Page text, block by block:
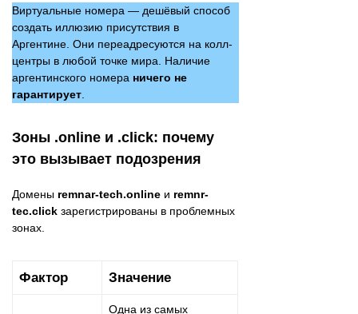
Виртуальные номера — дешёвый способ
создать иллюзию присутствия в
Аргентине. Они переадресуются на колл-
центры в любой точке мира. Наличие
аргентинского номера ничего не
гарантирует.
Зоны .online и .click: почему
это вызывает подозрения
Домены remnar-tech.online и remnr-
tec.click зарегистрированы в проблемных
зонах.
Фактор Значение
Одна из самых